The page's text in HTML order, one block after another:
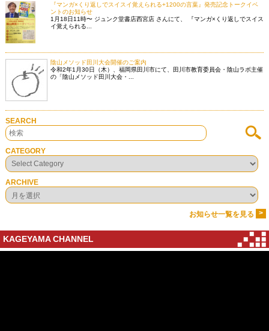
『マンガ×くり返しでスイスイ覚えられる+1200の言葉』発売記念トークイベ
ントのお知らせ
1月18日11時〜 ジュンク堂書店西宮店 さんにて、 『マンガ×くり返しでスイス
イ覚えられる...
陰山メソッド田川大会開催のご案内
令和2年1月30日（木）、福岡県田川市にて、田川市教育委員会・陰山ラボ主催
の「陰山メソッド田川大会・...
SEARCH
CATEGORY
ARCHIVE
お知らせ一覧を見る >
KAGEYAMA CHANNEL